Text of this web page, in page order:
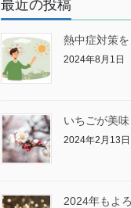
最近の投稿
熱中症対策を
2024年8月1日
いちごが美
2024年2月13日
2024年もよ